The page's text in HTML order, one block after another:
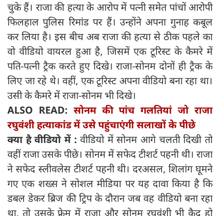
चुके हैं। राजा की हत्या के आरोप में पत्नी समेत पांचों आरोपी
फिलहाल पुलिस रिमांड पर हैं। उन्होंने अपना गुनाह कबूल
कर लिया है। इस बीच अब राजा की हत्या से ठीक पहले का
वो वीडियो वायरल हुआ है, जिसमें एक टूरिस्ट के कैमरे में
पति-पत्नी ट्रैक करते हुए दिखे। राजा-सोनम दोनों ही ट्रैक के
लिए जा रहे थे। वहीं, एक टूरिस्ट अपना वीडियो बना रहा था।
उसी के कैमरे में राजा-सोनम भी दिखे।
ALSO READ: सोनम की पांच गलतियां जो राजा
रघुवंशी हत्‍याकांड में उसे पहुंचाएंगी सलाखों के पीछे
क्या है वीडियो में : वीडियो में सोनम आगे चलती दिखी तो
वहीं राजा उसके पीछे। सोनम में सफेद टीशर्ट पहनी थी। राजा
ने सफेद स्लीवलेस टीशर्ट पहनी थी। दरअसल, शिलांग घूमने
गए एक शख्स ने सोशल मीडिया पर यह दावा किया है कि
डबल डेकर ब्रिज की ट्रिप के दौरान जब वह वीडियो बना रहा
था, तो उसके फ्रेम में राजा और सोनम रघुवंशी भी कैद हो